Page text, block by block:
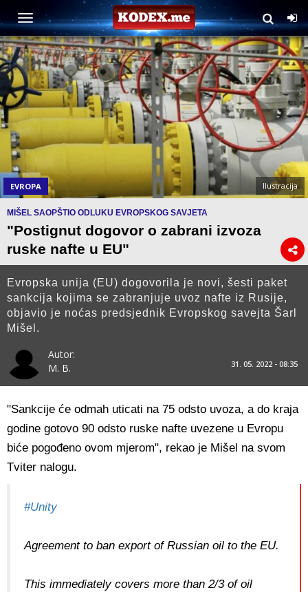
EVROPA Ilustracija
MIŠEL SAOPŠTIO ODLUKU EVROPSKOG SAVJETA
"Postignut dogovor o zabrani izvoza
ruske nafte u EU"
Evropska unija (EU) dogovorila je novi, šesti paket
sankcija kojima se zabranjuje uvoz nafte iz Rusije,
objavio je noćas predsjednik Evropskog savejta Šarl
Mišel.
Autor:
M. B.
31. 05. 2022 - 08:35
"Sankcije će odmah uticati na 75 odsto uvoza, a do kraja
godine gotovo 90 odsto ruske nafte uvezene u Evropu
biće pogođeno ovom mjerom", rekao je Mišel na svom
Tviter nalogu.
#Unity
Agreement to ban export of Russian oil to the EU.
This immediately covers more than 2/3 of oil